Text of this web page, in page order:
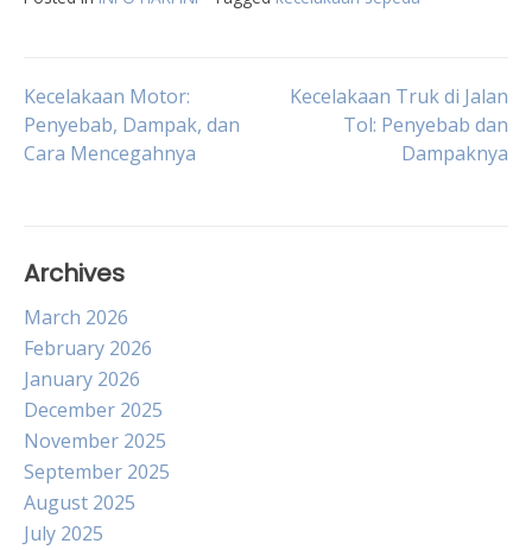
Post
navigation
Kecelakaan Motor:
Penyebab, Dampak, dan
Cara Mencegahnya
Kecelakaan Truk di Jalan
Tol: Penyebab dan
Dampaknya
Archives
March 2026
February 2026
January 2026
December 2025
November 2025
September 2025
August 2025
July 2025